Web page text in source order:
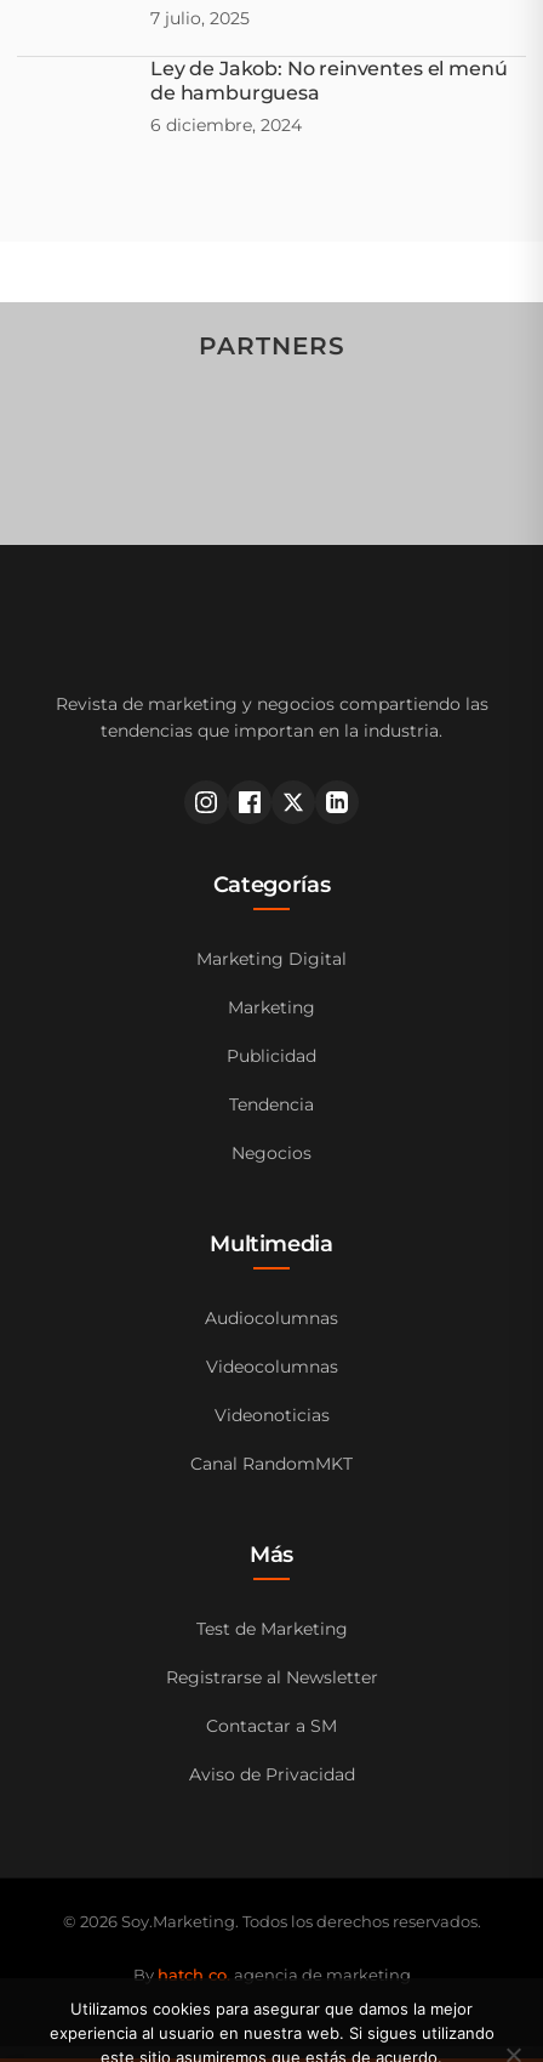
7 julio, 2025
Ley de Jakob: No reinventes el menú
de hamburguesa
6 diciembre, 2024
PARTNERS
Revista de marketing y negocios compartiendo las
tendencias que importan en la industria.
Categorías
Marketing Digital
Marketing
Publicidad
Tendencia
Negocios
Multimedia
Audiocolumnas
Videocolumnas
Videonoticias
Canal RandomMKT
Más
Test de Marketing
Registrarse al Newsletter
Contactar a SM
Aviso de Privacidad
© 2026 Soy.Marketing. Todos los derechos reservados.
By hatch co. agencia de marketing
Utilizamos cookies para asegurar que damos la mejor
experiencia al usuario en nuestra web. Si sigues utilizando
este sitio asumiremos que estás de acuerdo.